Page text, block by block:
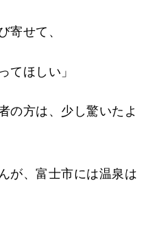
寄せて、
てほしい」
の方は、少し驚いたよ
が、富士市には温泉は